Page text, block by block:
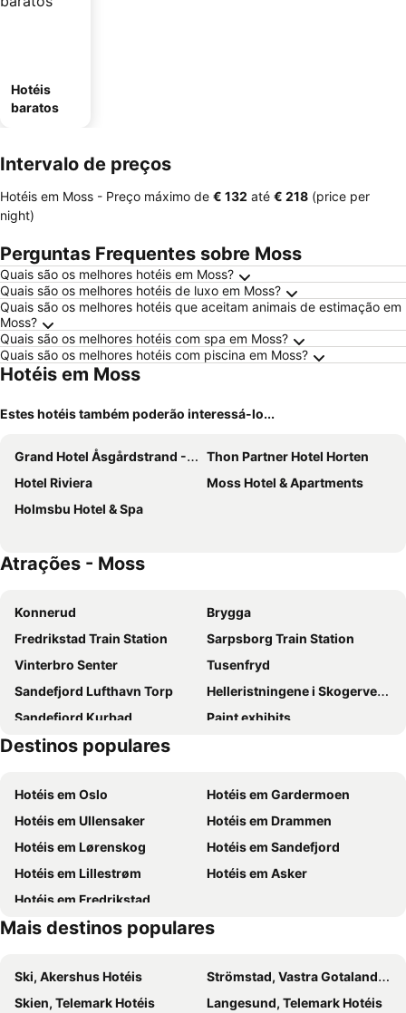
Hotéis
baratos
Intervalo de preços
Hotéis em Moss - Preço máximo de ‎€ 132 até ‎€ 218 (price per
night)
Perguntas Frequentes sobre Moss
Quais são os melhores hotéis em Moss?
Quais são os melhores hotéis de luxo em Moss?
Quais são os melhores hotéis que aceitam animais de estimação em
Moss?
Quais são os melhores hotéis com spa em Moss?
Quais são os melhores hotéis com piscina em Moss?
Hotéis em Moss
Estes hotéis também poderão interessá-lo...
Grand Hotel Åsgårdstrand - Unike Hoteller
Thon Partner Hotel Horten
Hotel Riviera
Moss Hotel & Apartments
Holmsbu Hotel & Spa
Atrações - Moss
Konnerud
Brygga
Fredrikstad Train Station
Sarpsborg Train Station
Vinterbro Senter
Tusenfryd
Sandefjord Lufthavn Torp
Helleristningene i Skogerveien
Sandefjord Kurbad
Paint exhibits
Trekanten
Destinos populares
Hotéis em Oslo
Hotéis em Gardermoen
Hotéis em Ullensaker
Hotéis em Drammen
Hotéis em Lørenskog
Hotéis em Sandefjord
Hotéis em Lillestrøm
Hotéis em Asker
Hotéis em Fredrikstad
Mais destinos populares
Ski, Akershus Hotéis
Strömstad, Vastra Gotalands Hotéis
Skien, Telemark Hotéis
Langesund, Telemark Hotéis